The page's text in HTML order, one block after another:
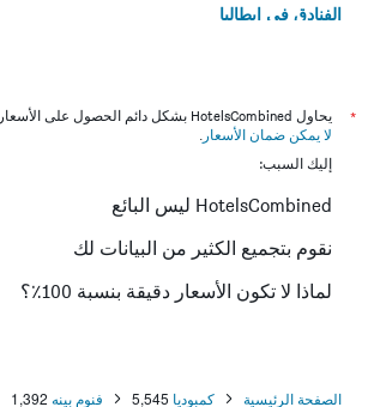
الفنادق في إيطاليا
*
يحاول HotelsCombined بشكل دائم الحصول على الأسعار الدقيقة، ولكن
لا يمكن ضمان الأسعار .
إليك السبب:
HotelsCombined ليس البائع
نقوم بتجميع الكثير من البيانات لك
لماذا لا تكون الأسعار دقيقة بنسبة 100٪؟
الصفحة الرئيسية كمبوديا 5,545 فنوم بينه 1,392